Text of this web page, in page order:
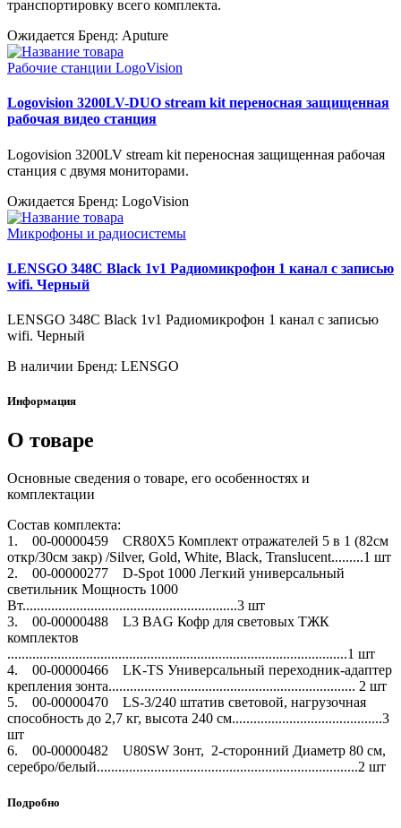
транспортировку всего комплекта.
Ожидается Бренд: Aputure
Рабочие станции LogoVision
Logovision 3200LV-DUO stream kit переносная защищенная
рабочая видео станция
Logovision 3200LV stream kit переносная защищенная рабочая
станция с двумя мониторами.
Ожидается Бренд: LogoVision
Микрофоны и радиосистемы
LENSGO 348C Black 1v1 Радиомикрофон 1 канал с записью
wifi. Черный
LENSGO 348C Black 1v1 Радиомикрофон 1 канал с записью
wifi. Черный
В наличии Бренд: LENSGO
Информация
О товаре
Основные сведения о товаре, его особенностях и
комплектации
Состав комплекта:
1. 00-00000459 CR80X5 Комплект отражателей 5 в 1 (82см
откр/30см закр) /Silver, Gold, White, Black, Translucent.........1 шт
2. 00-00000277 D-Spot 1000 Легкий универсальный
светильник Мощность 1000
Вт............................................................3 шт
3. 00-00000488 L3 BAG Кофр для световых ТЖК
комплектов
...............................................................................................1 шт
4. 00-00000466 LK-TS Универсальный переходник-адаптер
крепления зонта..................................................................... 2 шт
5. 00-00000470 LS-3/240 штатив световой, нагрузочная
способность до 2,7 кг, высота 240 см..........................................3
шт
6. 00-00000482 U80SW Зонт, 2-сторонний Диаметр 80 см,
серебро/белый.........................................................................2 шт
Подробно